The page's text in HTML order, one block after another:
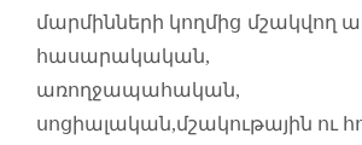
մարմինների կողմից
հասարակական,
առողջապահական,
սոցիալական,մշակութային ու